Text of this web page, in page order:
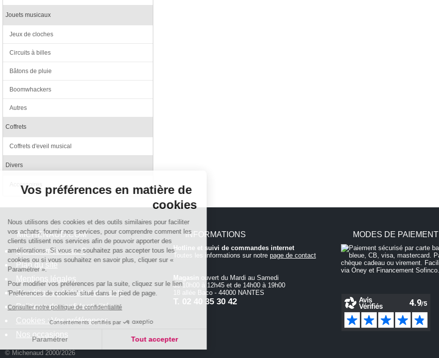
Vos préférences en matière de
cookies
Nous utilisons des cookies et des outils similaires pour faciliter
vos achats, fournir nos services, pour comprendre comment les
clients utilisent nos services afin de pouvoir apporter des
améliorations. Si vous ne souhaitez pas accepter tous les
cookies ou si vous souhaitez en savoir plus, cliquer sur «
Paramétrer ».
Pour modifier vos préférences par la suite, cliquez sur le lien
'Préférences de cookies' situé dans le pied de page.
Consulter notre politique de confidentialité
Consentements certifiés par
Paramétrer Tout accepter
Axeptio consent
Jouets musicaux
Jeux de cloches
Circuits à billes
Bâtons de pluie
Boomwhackers
Autres
Coffrets
Coffrets d'eveil musical
Divers
Accessoires
MICHENAUD.COM
Qui sommes nous ?
Plan du site
Mentions légales
Conditions générales de vente
Politique de confidentialité
Cookies : Vos préférences
Nos occasions
© Michenaud 2000/2026
INFORMATIONS
Hotline et suivi de commandes internet
Toutes les informations sur notre page de contact
Magasin ouvert du Mardi au Samedi
de 10h00 à 12h45 et de 14h00 à 19h00
18 allée Baco - 44000 NANTES
T. 02 40 35 30 42
MODES DE PAIEMENT